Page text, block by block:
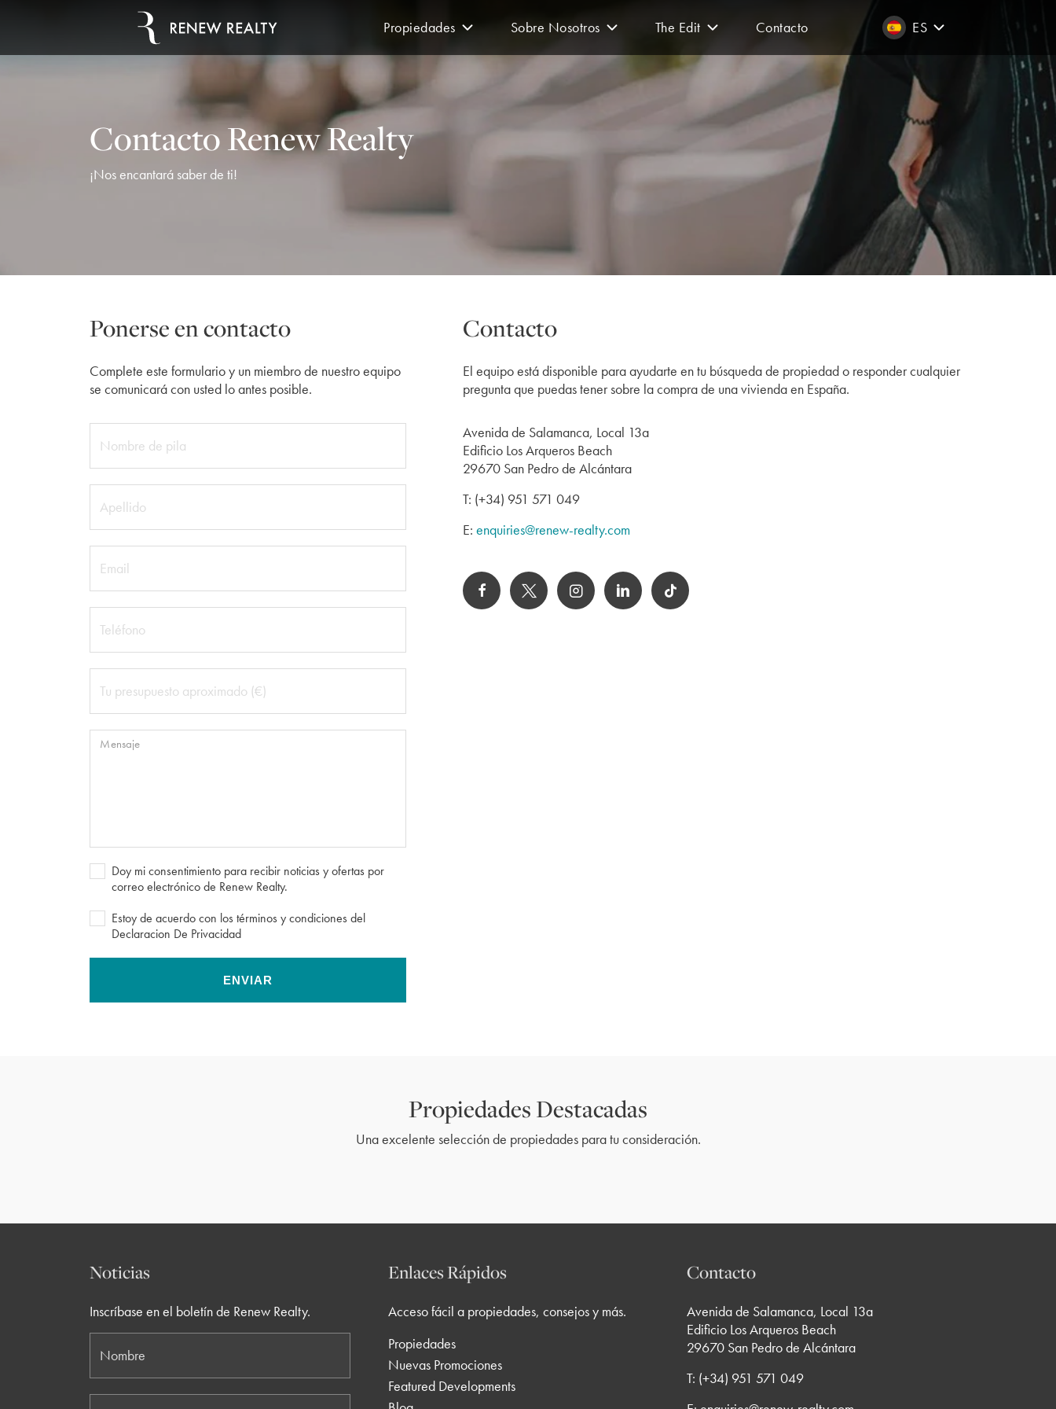
Propiedades Sobre Nosotros The Edit Contacto ES
Contacto Renew Realty
¡Nos encantará saber de ti!
Ponerse en contacto
Complete este formulario y un miembro de nuestro equipo
se comunicará con usted lo antes posible.
Nombre de pila
Apellido
Email
Teléfono
Tu presupuesto aproximado (€)
Mensaje
Doy mi consentimiento para recibir noticias y ofertas por
correo electrónico de Renew Realty.
Estoy de acuerdo con los términos y condiciones del
Declaracion De Privacidad
ENVIAR
Contacto
El equipo está disponible para ayudarte en tu búsqueda de propiedad o responder cualquier
pregunta que puedas tener sobre la compra de una vivienda en España.
Avenida de Salamanca, Local 13a
Edificio Los Arqueros Beach
29670 San Pedro de Alcántara
T: (+34) 951 571 049
E: enquiries@renew-realty.com
Propiedades Destacadas
Una excelente selección de propiedades para tu consideración.
Noticias
Inscríbase en el boletín de Renew Realty.
Nombre
Enlaces Rápidos
Acceso fácil a propiedades, consejos y más.
Propiedades
Nuevas Promociones
Featured Developments
Contacto
Avenida de Salamanca, Local 13a
Edificio Los Arqueros Beach
29670 San Pedro de Alcántara
T: (+34) 951 571 049